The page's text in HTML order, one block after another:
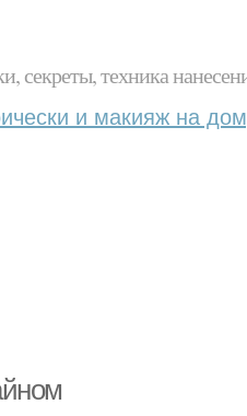
секреты, техника
и макияж на